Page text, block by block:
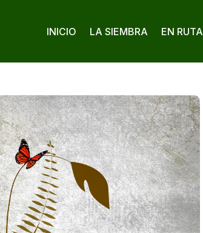
INICIO LA SIEMBRA EN RUTA